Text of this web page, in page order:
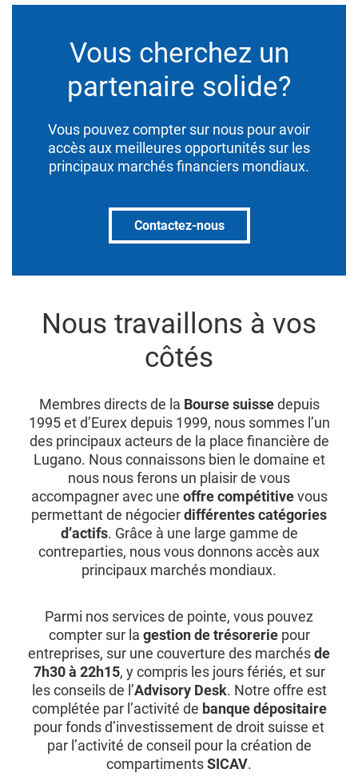
Vous cherchez un
partenaire solide?
Vous pouvez compter sur nous pour avoir
accès aux meilleures opportunités sur les
principaux marchés financiers mondiaux.
Contactez-nous
Nous travaillons à vos
côtés
Membres directs de la Bourse suissedepuis
1995 et d’Eurex depuis 1999, nous sommes l’un
des principaux acteurs de la place financière de
Lugano. Nous connaissons bien le domaine et
nous nous ferons un plaisir de vous
accompagner avec une offre compétitivevous
permettant de négocierdifférentes catégories
d’actifs. Grâce à une large gamme de
contreparties, nous vous donnons accès aux
principaux marchés mondiaux.
Parmi nos services de pointe, vous pouvez
compter sur la gestion de trésoreriepour
entreprises, sur une couverture des marchésde
7h30 à 22h15, y compris les jours fériés, et sur
les conseils de l’Advisory Desk. Notre offre est
complétée par l’activité de banque dépositaire
pour fonds d’investissement de droit suisse et
par l’activité de conseil pour la création de
compartimentsSICAV.